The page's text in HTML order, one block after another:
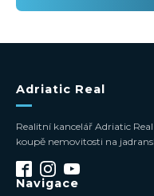
Adriatic Real
Realitní kancelář Adriatic
koupě nemovitosti na
Navigace